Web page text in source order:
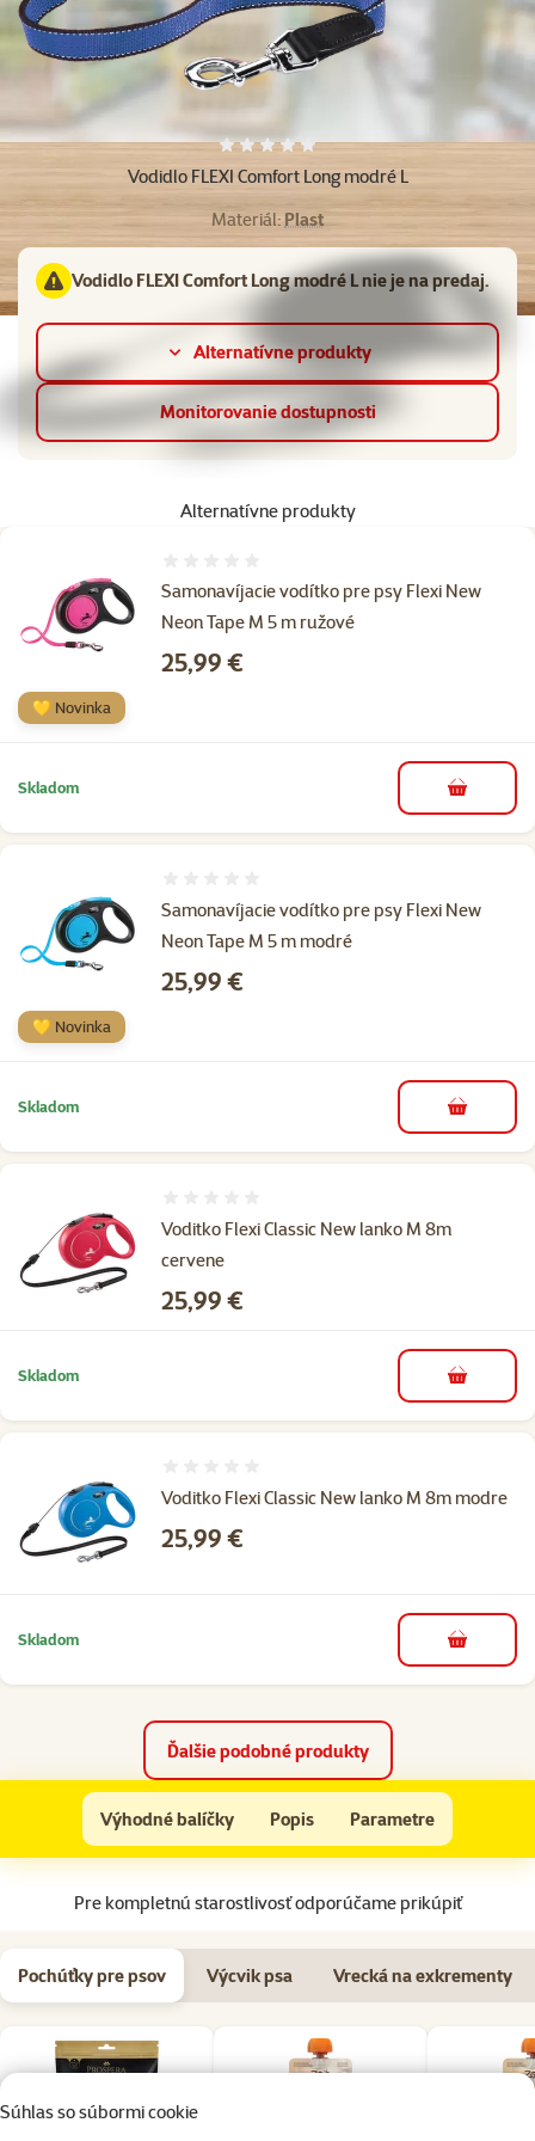
Súhlas so súbormi cookie
Vodidlo FLEXI Comfort Long modré L
Hodnotenie 0%
Materiál: Plast
Vodidlo FLEXI Comfort Long modré L nie je na predaj.
Alternatívne produkty
Monitorovanie dostupnosti
Alternatívne produkty
Samonavíjacie vodítko pre psy Flexi New
Neon Tape M 5 m ružové
Cena
25,99 €
💛 Novinka
Skladom do košíka
Samonavíjacie vodítko pre psy Flexi New
Neon Tape M 5 m modré
Cena
25,99 €
💛 Novinka
Skladom do košíka
Voditko Flexi Classic New lanko M 8m
cervene
Cena
25,99 €
Skladom do košíka
Voditko Flexi Classic New lanko M 8m modre
Cena
25,99 €
Skladom do košíka
Ďalšie podobné produkty
Vodidlo FLEXI Comfort Long modré L
Výhodné balíčky Popis Parametre
Na začiatok stránky
Pre kompletnú starostlivosť odporúčame prikúpiť
Pochúťky pre psov Výcvik psa Vrecká na exkrementy